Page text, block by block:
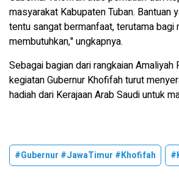
masyarakat Kabupaten Tuban. Bantuan
tentu sangat bermanfaat, terutama bagi
membutuhkan," ungkapnya.
Sebagai bagian dari rangkaian Amaliyah
kegiatan Gubernur Khofifah turut
hadiah dari Kerajaan Arab Saudi untuk
#Gubernur #JawaTimur #Khofifah